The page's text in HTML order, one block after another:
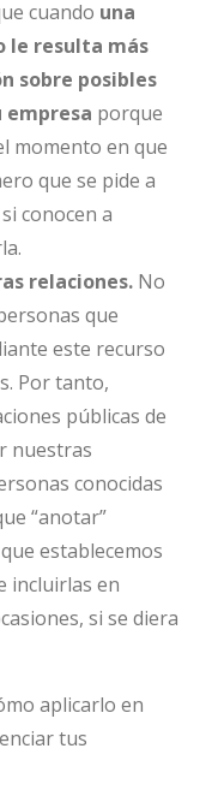
cuando una
le resulta más
sobre posibles
empresa porque
momento en que
que se pide a
conocen a
relaciones. No
que
este recurso
Por tanto,
públicas de
nuestras
conocidas
“anotar”
establecemos
incluirlas en
si se diera
aplicarlo en
tus